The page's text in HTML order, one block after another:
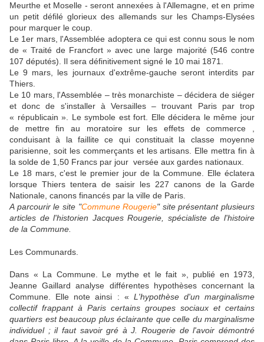
Meurthe et Moselle - seront annexées à l'Allemagne, et en prime
un petit défilé glorieux des allemands sur les Champs-Elysées
pour marquer le coup.
Le 1er mars, l'Assemblée adoptera ce qui est connu sous le nom
de « Traité de Francfort » avec une large majorité (546 contre
107 députés). Il sera définitivement signé le 10 mai 1871.
Le 9 mars, les journaux d'extrême-gauche seront interdits par
Thiers.
Le 10 mars, l'Assemblée – très monarchiste – décidera de siéger
et donc de s'installer à Versailles – trouvant Paris par trop
« républicain ». Le symbole est fort. Elle décidera le même jour
de mettre fin au moratoire sur les effets de commerce ,
conduisant à la faillite ce qui constituait la classe moyenne
parisienne, soit les commerçants et les artisans. Elle mettra fin à
la solde de 1,50 Francs par jour versée aux gardes nationaux.
Le 18 mars, c'est le premier jour de la Commune. Elle éclatera
lorsque Thiers tentera de saisir les 227 canons de la Garde
Nationale, canons financés par la ville de Paris.
A parcourir le site "Commune Rougerie" site présentant plusieurs
articles de l'historien Jacques Rougerie, spécialiste de l'histoire
de la Commune.
Les Communards.
Dans « La Commune. Le mythe et le fait », publié en 1973,
Jeanne Gaillard analyse différentes hypothèses concernant la
Commune. Elle note ainsi : « L'hypothèse d'un marginalisme
collectif frappant à Paris certains groupes sociaux et certains
quartiers est beaucoup plus éclairante que celle du marginalisme
individuel ; il faut savoir gré à J. Rougerie de l'avoir démontré